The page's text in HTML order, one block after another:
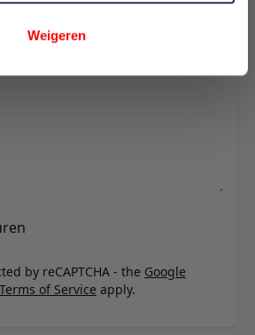
Weigeren
528
by reCAPTCHA - the Google
Terms of Service apply.